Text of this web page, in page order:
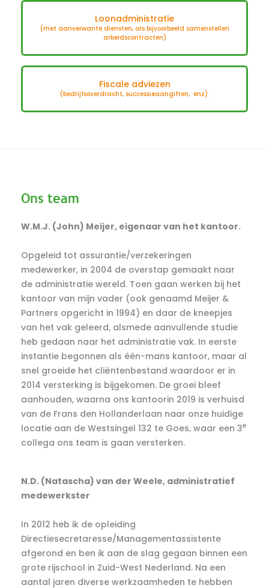
Loonadministratie
(met aanverwante diensten, als bijvoorbeeld samenstellen
arbeidscontracten)
Fiscale adviezen
(bedrijfsoverdracht, successieaangiften, enz).
Ons team
W.M.J. (John) Meijer, eigenaar van het kantoor.
Opgeleid tot assurantie/verzekeringen
medewerker, in 2004 de overstap gemaakt naar
de administratie wereld. Toen gaan werken bij het
kantoor van mijn vader (ook genaamd Meijer &
Partners opgericht in 1994) en daar de kneepjes
van het vak geleerd, alsmede aanvullende studie
heb gedaan naar het administratie vak. In eerste
instantie begonnen als één-mans kantoor, maar al
snel groeide het cliëntenbestand waardoor er in
2014 versterking is bijgekomen. De groei bleef
aanhouden, waarna ons kantoorin 2019 is verhuisd
van de Frans den Hollanderlaan naar onze huidige
locatie aan de Westsingel 132 te Goes, waar een 3e
collega ons team is gaan versterken.
N.D. (Natascha) van der Weele, administratief
medewerkster
In 2012 heb ik de opleiding
Directiesecretaresse/Managementassistente
afgerond en ben ik aan de slag gegaan binnen een
grote rijschool in Zuid-West Nederland. Na een
aantal jaren diverse werkzaamheden te hebben